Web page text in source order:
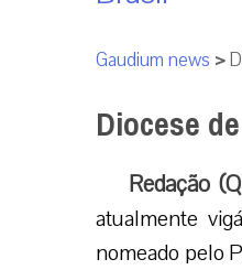
Gaudium news >
Diocese
Redação
atualmente
nomeado pelo